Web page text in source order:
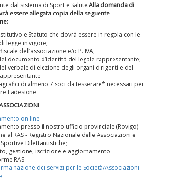
dal sistema di Sport e Salute.Alla domanda di
essere allegata copia della seguente
e Statuto che dovrà essere in regola con le
legge in vigore;
dell’associazione e/o P. IVA;
documento d’identità del legale rappresentante;
verbale di elezione degli organi dirigenti e del
di almeno 7 soci da tesserare* necessari per
l'adesione
ASSOCIAZIONI
on-line
presso il nostro ufficio provinciale (Rovigo)
al RAS - Registro Nazionale delle Associazioni e
Sportive Dilettantistiche;
gestione, iscrizione e aggiornamento
RAS
nazione dei servizi per le Società/Associazioni